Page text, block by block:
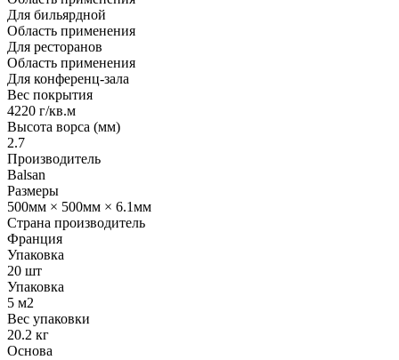
Для бильярдной
Область применения
Для ресторанов
Область применения
Для конференц-зала
Вес покрытия
4220 г/кв.м
Высота ворса (мм)
2.7
Производитель
Balsan
Размеры
500мм × 500мм × 6.1мм
Страна производитель
Франция
Упаковка
20 шт
Упаковка
5 м2
Вес упаковки
20.2 кг
Основа